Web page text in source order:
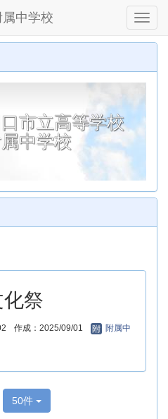
中学校
口市立高等学校
中学校
祭
作成：2025/09/01
附属中
50件